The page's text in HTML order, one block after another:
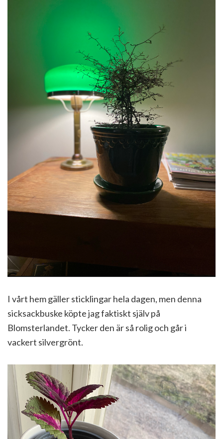
I vårt hem gäller sticklingar hela dagen, men denna
sicksackbuske köpte jag faktiskt själv på
Blomsterlandet. Tycker den är så rolig och går i
vackert silvergrönt.